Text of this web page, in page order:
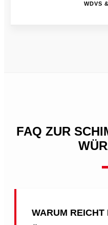
WDVS
FAQ ZUR
WARUM REICHT